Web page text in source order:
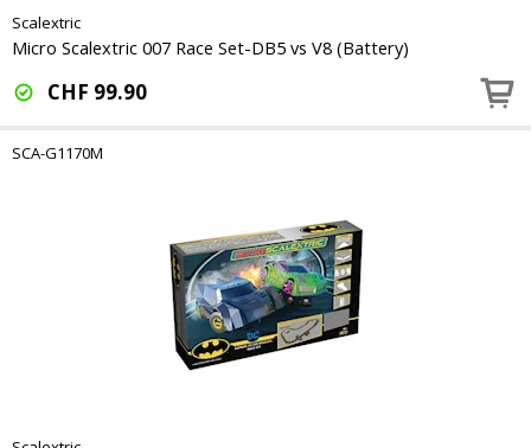
Scalextric
Micro Scalextric 007 Race Set-DB5 vs V8 (Battery)
CHF 99.90
SCA-G1170M